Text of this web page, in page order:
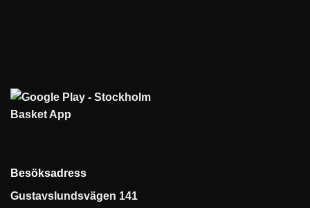
Besöksadress
Gustavslundsvägen 141